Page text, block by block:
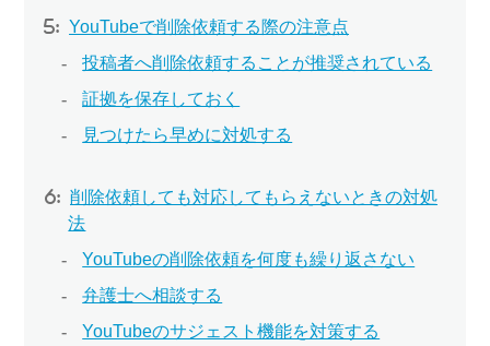
YouTubeで削除依頼する際の注意点
投稿者へ削除依頼することが推奨されている
証拠を保存しておく
見つけたら早めに対処する
削除依頼しても対応してもらえないときの対処
法
YouTubeの削除依頼を何度も繰り返さない
弁護士へ相談する
YouTubeのサジェスト機能を対策する